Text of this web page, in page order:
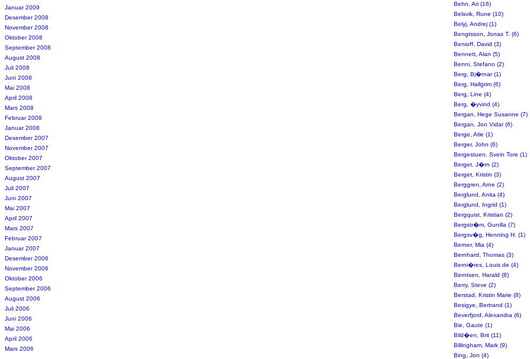
Januar 2009
Desember 2008
November 2008
Oktober 2008
September 2008
August 2008
Juli 2008
Juni 2008
Mai 2008
April 2008
Mars 2008
Februar 2008
Januar 2008
Desember 2007
November 2007
Oktober 2007
September 2007
August 2007
Juli 2007
Juni 2007
Mai 2007
April 2007
Mars 2007
Februar 2007
Januar 2007
Desember 2006
November 2006
Oktober 2006
September 2006
August 2006
Juli 2006
Juni 2006
Mai 2006
April 2006
Mars 2006
Behn, Ari (16)
Belsvik, Rune (10)
Belyj, Andrej (1)
Bengtsson, Jonas T. (6)
Benioff, David (3)
Bennett, Alan (5)
Benni, Stefano (2)
Berg, Bj�rnar (1)
Berg, Hallgrim (6)
Berg, Line (4)
Berg, �yvind (4)
Bergan, Hege Susanne (7)
Bergan, Jon Vidar (6)
Berge, Atle (1)
Berger, John (6)
Bergestuen, Svein Tore (1)
Berget, J�rn (2)
Berget, Kristin (3)
Berggren, Arne (2)
Berglund, Anita (4)
Berglund, Ingrid (1)
Bergquist, Kristian (2)
Bergstr�m, Gunilla (7)
Bergsv�g, Henning H. (1)
Berner, Mia (4)
Bernhard, Thomas (3)
Berni�res, Louis de (4)
Berntsen, Harald (8)
Berry, Steve (2)
Berstad, Kristin Marie (8)
Besigye, Bertrand (1)
Beverfjord, Alexandra (6)
Bie, Gaute (1)
Bild�en, Brit (11)
Billingham, Mark (9)
Bing, Jon (4)